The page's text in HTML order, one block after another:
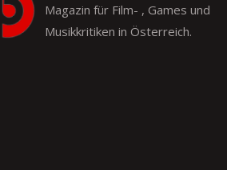
Magazin für Film- , Games und
Musikkritiken in Österreich.